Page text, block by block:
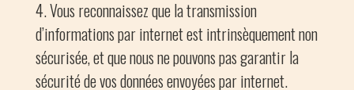
Vous reconnaissez que la transmission
d’informations par internet est intrinsèquement non
sécurisée, et que nous ne pouvons pas garantir la
sécurité de vos données envoyées par internet.